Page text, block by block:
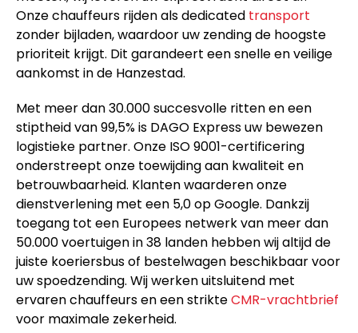
Onze chauffeurs rijden als dedicated transport
zonder bijladen, waardoor uw zending de hoogste
prioriteit krijgt. Dit garandeert een snelle en veilige
aankomst in de Hanzestad.
Met meer dan 30.000 succesvolle ritten en een
stiptheid van 99,5% is DAGO Express uw bewezen
logistieke partner. Onze ISO 9001-certificering
onderstreept onze toewijding aan kwaliteit en
betrouwbaarheid. Klanten waarderen onze
dienstverlening met een 5,0 op Google. Dankzij
toegang tot een Europees netwerk van meer dan
50.000 voertuigen in 38 landen hebben wij altijd de
juiste koeriersbus of bestelwagen beschikbaar voor
uw spoedzending. Wij werken uitsluitend met
ervaren chauffeurs en een strikteCMR-vrachtbrief
voor maximale zekerheid.